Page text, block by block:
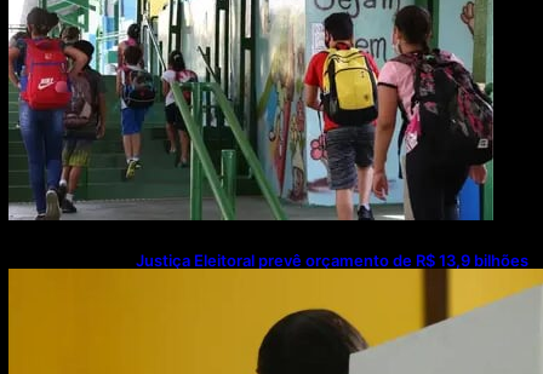
Justiça Eleitoral prevê orçamento de R$ 13,9 bilhões